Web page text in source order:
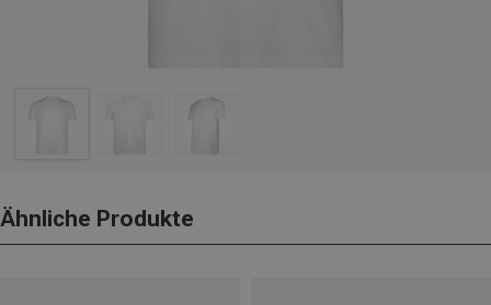
Ähnliche Produkte